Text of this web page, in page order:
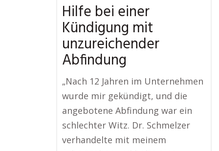
Hilfe bei einer
Kündigung mit
unzureichender
Abfindung
„Nach 12 Jahren im Unternehmen
wurde mir gekündigt, und die
angebotene Abfindung war ein
schlechter Witz. Dr. Schmelzer
verhandelte mit meinem